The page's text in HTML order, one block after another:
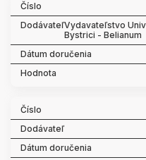
Vydavateľstvo
Bystrici - Belianum